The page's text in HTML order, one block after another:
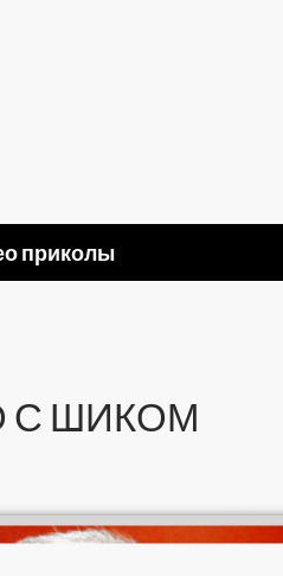
приколы
С ШИКОМ